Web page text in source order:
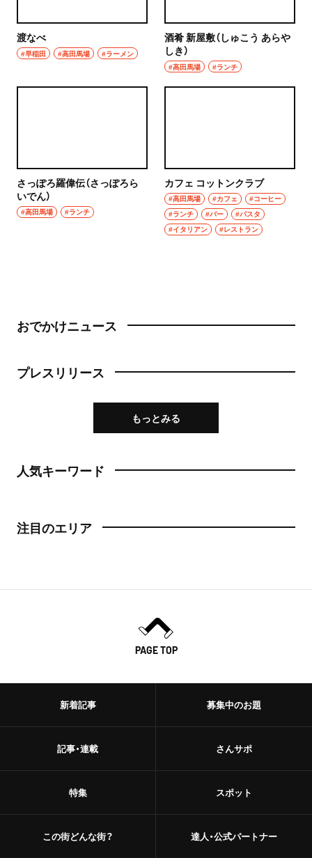
渡なべ
#早稲田 #高田馬場 #ラーメン
酒肴 新屋敷（しゅこう あらや
しき）
#高田馬場 #ランチ
さっぽろ羅偉伝（さっぽろら
いでん）
#高田馬場 #ランチ
カフェ コットンクラブ
#高田馬場 #カフェ
#コーヒー
#ランチ
#バー
#パスタ
#イタリアン
#レストラン
おでかけニュース
プレスリリース
もっとみる
人気キーワード
注目のエリア
PAGE TOP
新着記事
記事・連載
特集
この街どんな街？
募集中のお題
さんサポ
スポット
達人・公式パートナー